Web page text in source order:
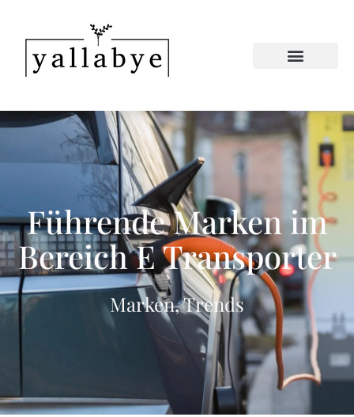
Führende Marken im
Bereich E Transporter
Marken,Trends